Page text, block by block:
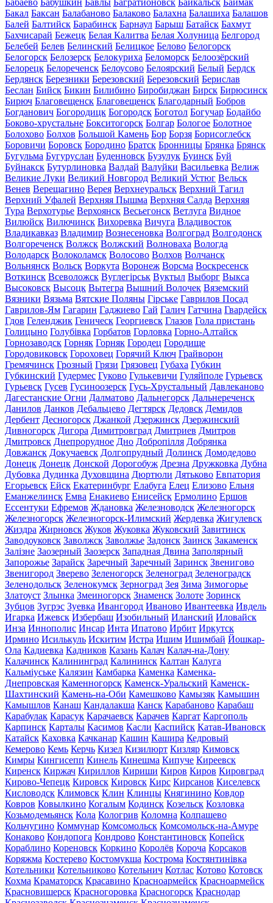
Бабаево Бабушкин Бавлы Багратионовск Байкальск Баймак
Бакал Баксан Балабаново Балаково Балахна Балашиха Балашов
Балей Балтийск Барабинск Барнаул Барыш Батайск Бахмут
Бахчисарай Бежецк Белая Калитва Белая Холуница Белгород
Белебей Белев Белинский Белицкое Белово Белогорск
Белогорск Белозерск Белокуриха Беломорск Белоозёрский
Белорецк Белореченск Белоусово Белоярский Белый Бердск
Бердянск Березники Березовский Березовский Берислав
Беслан Бийск Бикин Билибино Биробиджан Бирск Бирюсинск
Бирюч Благовещенск Благовещенск Благодарный Бобров
Богданович Богородицк Богородск Боготол Богучар Бодайбо
Боково-хрустальне Бокситогорск Болгар Бологое Болотное
Болохово Болхов Большой Камень Бор Борзя Борисоглебск
Боровичи Боровск Бородино Братск Бронницы Брянка Брянск
Бугульма Бугуруслан Буденновск Бузулук Буинск Буй
Буйнакск Бутурлиновка Валдай Валуйки Васильевка Велиж
Великие Луки Великий Новгород Великий Устюг Вельск
Венев Верещагино Верея Верхнеуральск Верхний Тагил
Верхний Уфалей Верхняя Пышма Верхняя Салда Верхняя
Тура Верхотурье Верхоянск Весьегонск Ветлуга Видное
Вилюйск Вилючинск Вихоревка Вичуга Владивосток
Владикавказ Владимир Вознесеновка Волгоград Волгодонск
Волгореченск Волжск Волжский Волноваха Вологда
Володарск Волоколамск Волосово Волхов Волчанск
Вольнянск Вольск Воркута Воронеж Ворсма Воскресенск
Воткинск Всеволожск Вуглегірськ Вуктыл Выборг Выкса
Высоковск Высоцк Вытегра Вышний Волочек Вяземский
Вязники Вязьма Вятские Поляны Гірське Гаврилов Посад
Гаврилов-Ям Гагарин Гаджиево Гай Галич Гатчина Гвардейск
Гдов Геленджик Геническ Георгиевск Глазов Гола пристань
Голицыно Голубівка Горбатов Горловка Горно-Алтайск
Горнозаводск Горняк Горняк Городец Городище
Городовиковск Гороховец Горячий Ключ Грайворон
Гремячинск Грозный Грязи Грязовец Губаха Губкин
Губкинский Гудермес Гуково Гулькевичи Гуляйполе Гурьевск
Гурьевск Гусев Гусиноозерск Гусь-Хрустальный Давлеканово
Дагестанские Огни Далматово Дальнегорск Дальнереченск
Данилов Данков Дебальцево Дегтярск Дедовск Демидов
Дербент Десногорск Джанкой Дзержинск Дзержинский
Дивногорск Дигора Димитровград Дмитриев Дмитров
Дмитровск Днепрорудное Дно Добропілля Добрянка
Довжанск Докучаевск Долгопрудный Долинск Домодедово
Донецк Донецк Донской Дорогобуж Дрезна Дружковка Дубна
Дубовка Дудинка Духовщина Дюртюли Дятьково Евпатория
Егорьевск Ейск Екатеринбург Елабуга Елец Елизово Ельня
Еманжелинск Емва Енакиево Енисейск Ермолино Ершов
Ессентуки Ефремов Ждановка Железноводск Железногорск
Железногорск Железногорск-Илимский Жердевка Жигулевск
Жиздра Жирновск Жуков Жуковка Жуковский Завитинск
Заводоуковск Заволжск Заволжье Задонск Заинск Закаменск
Залізне Заозерный Заозерск Западная Двина Заполярный
Запорожье Зарайск Заречный Заречный Заринск Звенигово
Звенигород Зверево Зеленогорск Зеленоград Зеленоградск
Зеленодольск Зеленокумск Зерноград Зея Зима Зимогорье
Златоуст Злынка Змеиногорск Знаменск Золоте Зоринск
Зубцов Зугрэс Зуевка Ивангород Иваново Ивантеевка Ивдель
Игарка Ижевск Избербаш Изобильный Иланский Иловайск
Инза Иннополис Инсар Инта Ипатово Ирбит Иркутск
Ирмино Исилькуль Искитим Истра Ишим Ишимбай Йошкар-
Ола Кадиевка Кадников Казань Калач Калач-на-Дону
Калачинск Калининград Калининск Калтан Калуга
Кальміуське Калязин Камбарка Каменка Каменка-
Днепровская Каменногорск Каменск-Уральский Каменск-
Шахтинский Камень-на-Оби Камешково Камызяк Камышин
Камышлов Канаш Кандалакша Канск Карабаново Карабаш
Карабулак Карасук Карачаевск Карачев Каргат Каргополь
Карпинск Карталы Касимов Касли Каспийск Катав-Ивановск
Катайск Каховка Качканар Кашин Кашира Кедровый
Кемерово Кемь Керчь Кизел Кизилюрт Кизляр Кимовск
Кимры Кингисепп Кинель Кинешма Кипуче Киреевск
Киренск Киржач Кириллов Кириши Киров Киров Кировград
Кирово-Чепецк Кировск Кировск Кирс Кирсанов Киселевск
Кисловодск Климовск Клин Клинцы Княгинино Ковдор
Ковров Ковылкино Когалым Кодинск Козельск Козловка
Козьмодемьянск Кола Кологрив Коломна Колпашево
Кольчугино Коммунар Комсомольск Комсомольск-на-Амуре
Конаково Кондопога Кондрово Константиновск Копейск
Кораблино Кореновск Коркино Королёв Короча Корсаков
Коряжма Костерево Костомукша Кострома Костянтинівка
Котельники Котельниково Котельнич Котлас Котово Котовск
Кохма Краматорск Красавино Красноармейск Красноармейск
Красновишерск Красногоровка Красногорск Краснодар